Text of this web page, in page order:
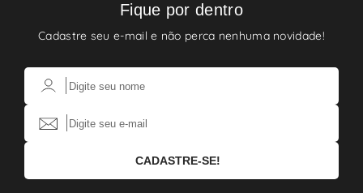
Fique por dentro
Cadastre seu e-mail e não perca nenhuma novidade!